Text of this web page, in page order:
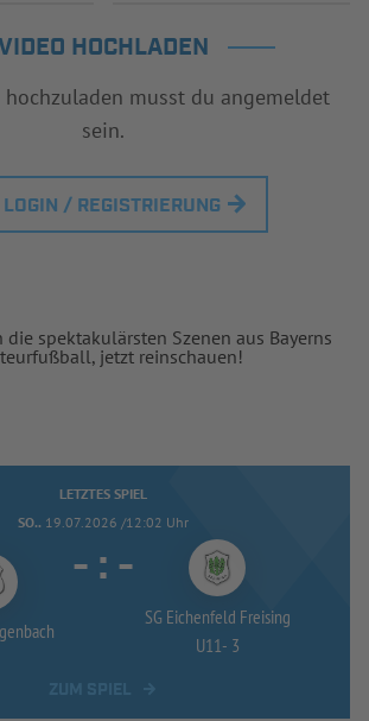
HOCHLADEN
hochzuladen musst du angemeldet
sein.
/ REGISTRIERUNG
die spektakulärsten Szenen aus Bayerns
jetzt reinschauen!
LETZTES SPIEL
SO.. 19.07.2026 /12:02 Uhr
- : -
SG Eichenfeld Freising
U11- 3